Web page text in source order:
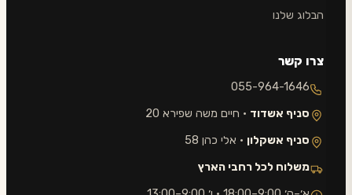
הבלוג שלנו
צרו קשר
055-964-1646
סניף אשדוד · חיים משה שפירא 20
סניף אשקלון · אלי כהן 58
משלוח לכל רחבי הארץ